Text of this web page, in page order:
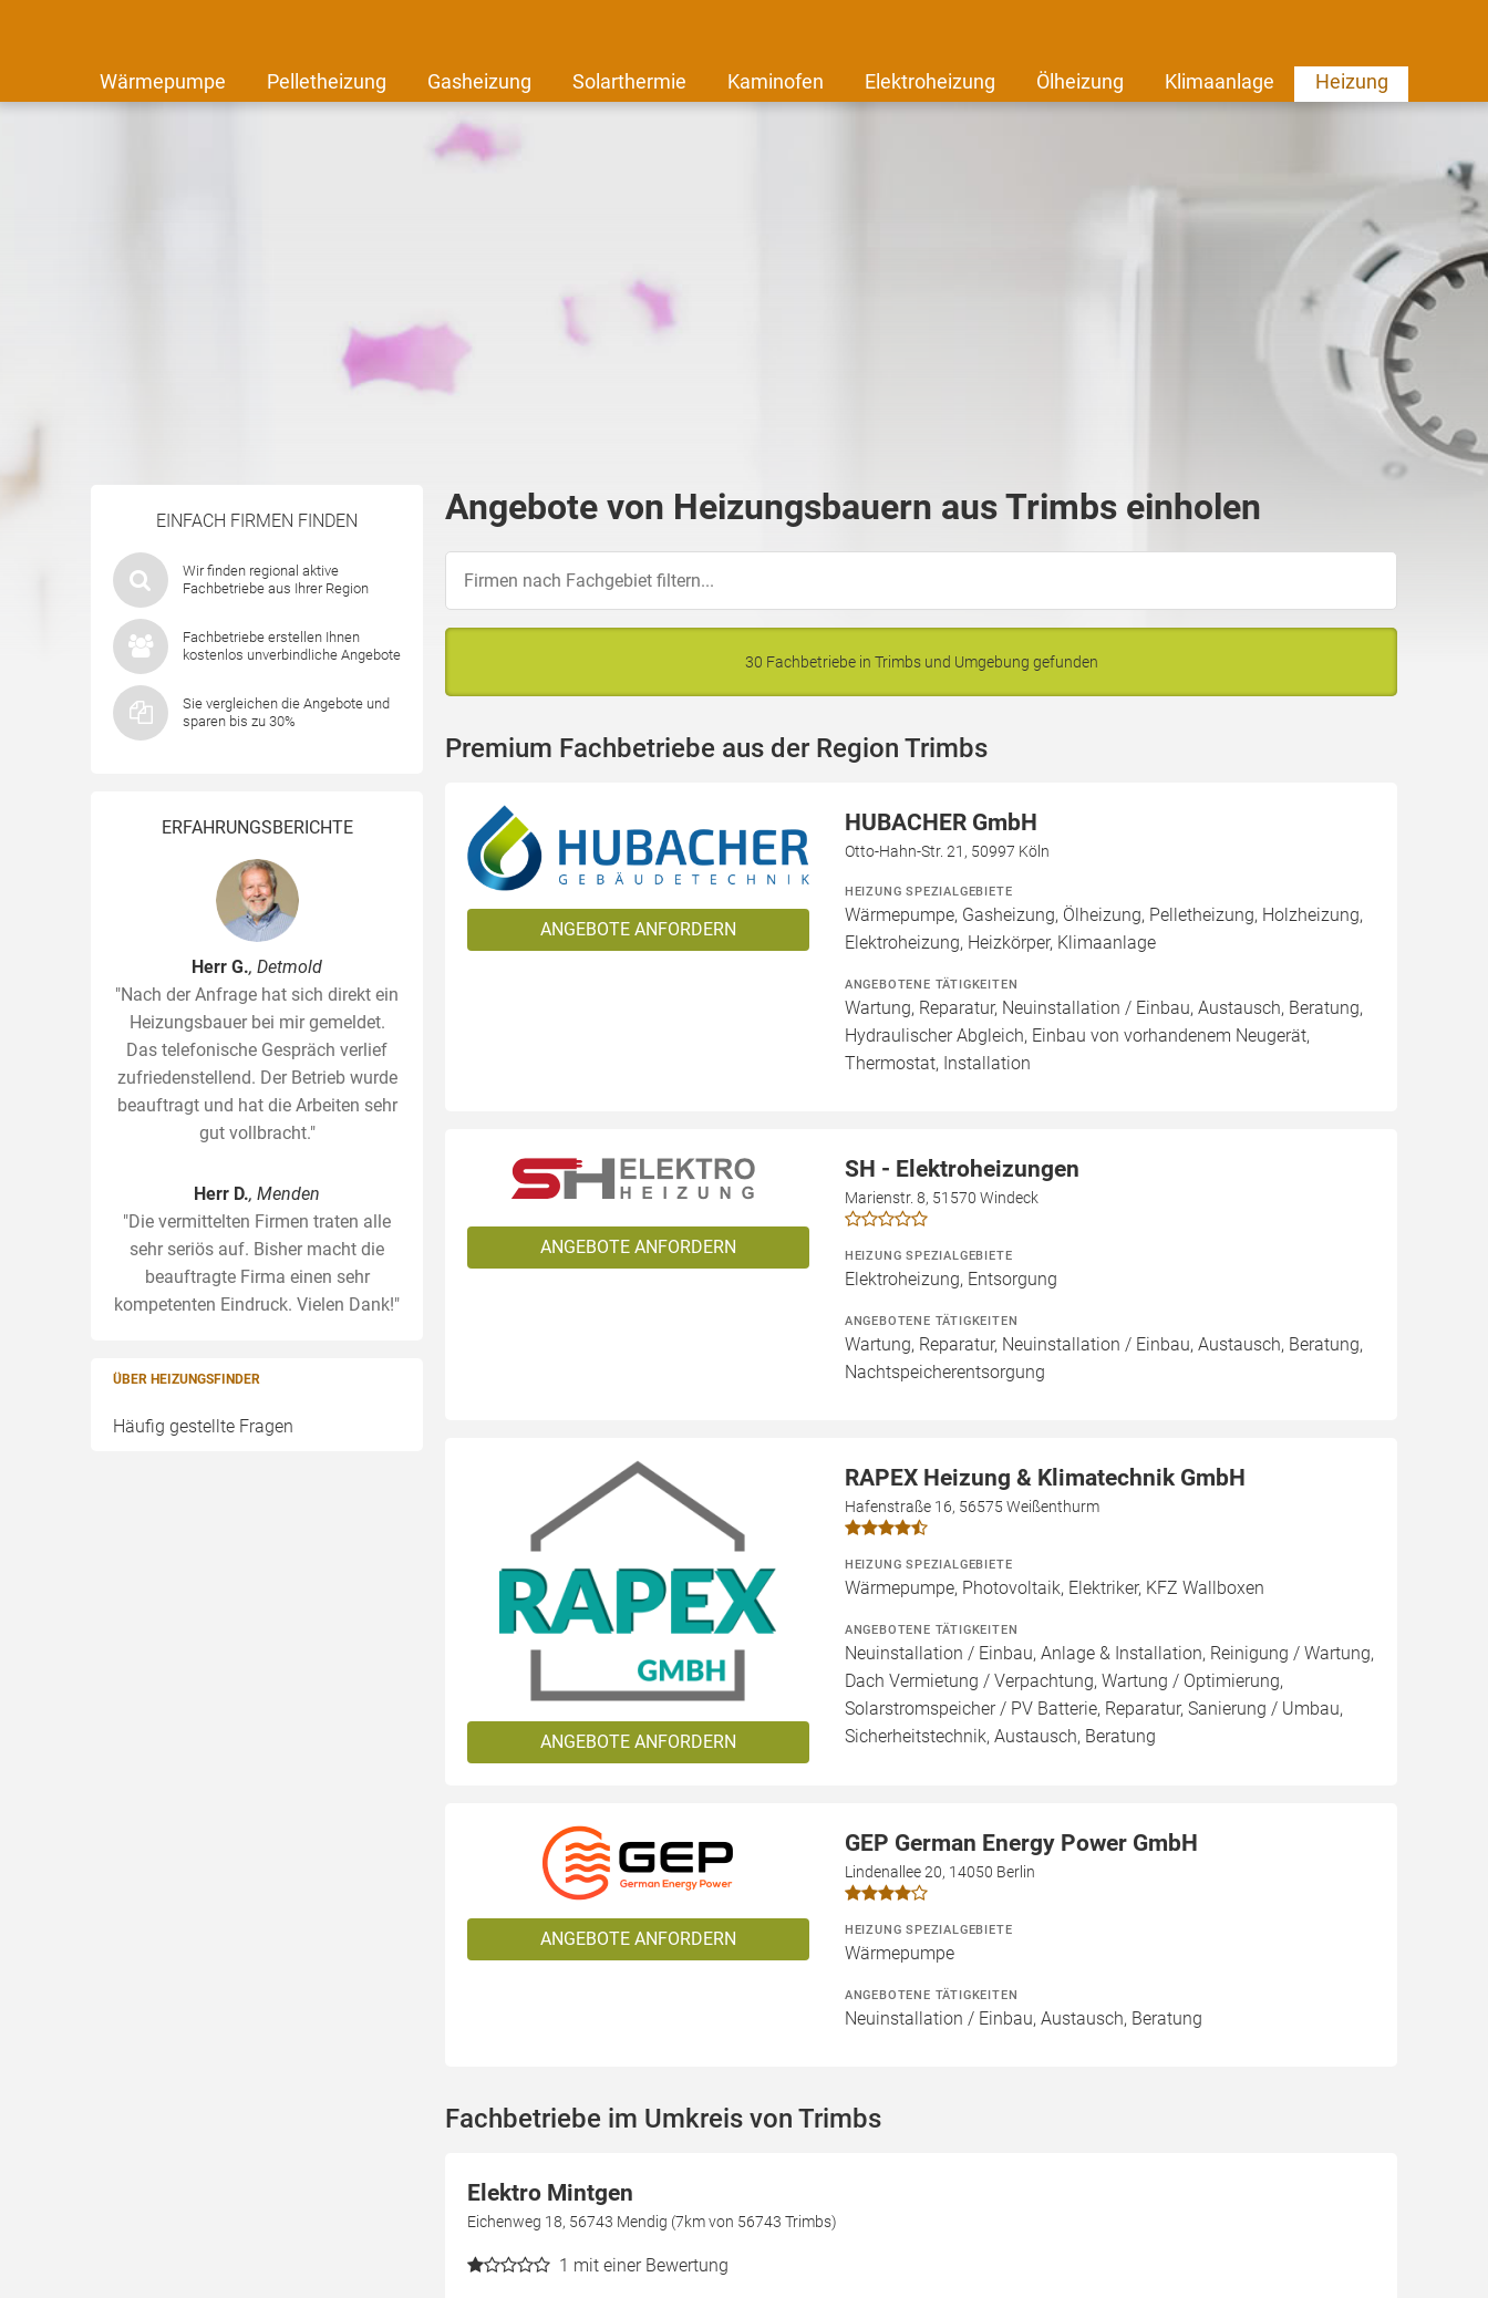
Wärmepumpe Pelletheizung Gasheizung Solarthermie Kaminofen Elektroheizung Ölheizung Klimaanlage Heizung
EINFACH FIRMEN FINDEN
Wir finden regional aktive
Fachbetriebe aus Ihrer Region
Fachbetriebe erstellen Ihnen
kostenlos unverbindliche Angebote
Sie vergleichen die Angebote und
sparen bis zu 30%
ERFAHRUNGSBERICHTE
Herr G., Detmold
"Nach der Anfrage hat sich direkt ein
Heizungsbauer bei mir gemeldet.
Das telefonische Gespräch verlief
zufriedenstellend. Der Betrieb wurde
beauftragt und hat die Arbeiten sehr
gut vollbracht."
Herr D., Menden
"Die vermittelten Firmen traten alle
sehr seriös auf. Bisher macht die
beauftragte Firma einen sehr
kompetenten Eindruck. Vielen Dank!"
ÜBER HEIZUNGSFINDER
Häufig gestellte Fragen
Angebote von Heizungsbauern aus Trimbs einholen
30 Fachbetriebe in Trimbs und Umgebung gefunden
Premium Fachbetriebe aus der Region Trimbs
ANGEBOTE ANFORDERN
HUBACHER GmbH
Otto-Hahn-Str. 21, 50997 Köln
HEIZUNG SPEZIALGEBIETE
Wärmepumpe, Gasheizung, Ölheizung, Pelletheizung, Holzheizung,
Elektroheizung, Heizkörper, Klimaanlage
ANGEBOTENE TÄTIGKEITEN
Wartung, Reparatur, Neuinstallation / Einbau, Austausch, Beratung,
Hydraulischer Abgleich, Einbau von vorhandenem Neugerät,
Thermostat, Installation
ANGEBOTE ANFORDERN
SH - Elektroheizungen
Marienstr. 8, 51570 Windeck
HEIZUNG SPEZIALGEBIETE
Elektroheizung, Entsorgung
ANGEBOTENE TÄTIGKEITEN
Wartung, Reparatur, Neuinstallation / Einbau, Austausch, Beratung,
Nachtspeicherentsorgung
ANGEBOTE ANFORDERN
RAPEX Heizung & Klimatechnik GmbH
Hafenstraße 16, 56575 Weißenthurm
HEIZUNG SPEZIALGEBIETE
Wärmepumpe, Photovoltaik, Elektriker, KFZ Wallboxen
ANGEBOTENE TÄTIGKEITEN
Neuinstallation / Einbau, Anlage & Installation, Reinigung / Wartung,
Dach Vermietung / Verpachtung, Wartung / Optimierung,
Solarstromspeicher / PV Batterie, Reparatur, Sanierung / Umbau,
Sicherheitstechnik, Austausch, Beratung
ANGEBOTE ANFORDERN
GEP German Energy Power GmbH
Lindenallee 20, 14050 Berlin
HEIZUNG SPEZIALGEBIETE
Wärmepumpe
ANGEBOTENE TÄTIGKEITEN
Neuinstallation / Einbau, Austausch, Beratung
Fachbetriebe im Umkreis von Trimbs
Elektro Mintgen
Eichenweg 18, 56743 Mendig (7km von 56743 Trimbs)
1 mit einer Bewertung